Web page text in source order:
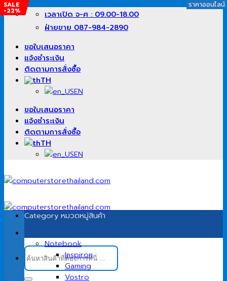
ข้าม
เนื้อหา
เวลาเปิด จ-ศ : 09.00-18.00
ฝ่ายขาย 087-984-2890
ขอใบเสนอราคา
แจ้งชำระเงิน
ติดตามการสั่งซื้อ
TH
EN
ขอใบเสนอราคา
แจ้งชำระเงิน
ติดตามการสั่งซื้อ
TH
EN
ค้นหา:
Category หมวดหมู่สินค้า
Notebook
Inspiron
Gaming
Vostro
ราคาออนไลน์
SALE
-1%
ราคาออนไลน์
SALE
-19%
ราคาออนไลน์
SALE
-22%
SALE
-18%
ราคาออนไลน์
SALE
-13%
SALE
-11%
ราคาออนไลน์
SALE
-18%
ราคาออนไลน์
SALE
-10%
ราคาออนไลน์
SALE
-25%
ราคาออนไลน์
SALE
-11%
SALE
-26%
ราคาออนไลน์
SALE
-13%
SALE
-5%
ราคาออนไลน์
SALE
-17%
ราคาออนไลน์
SALE
-20%
SALE
-3%
ราคาออนไลน์
SALE
-15%
SALE
-12%
ราคาออนไลน์
SALE
-27%
ราคาออนไลน์
SALE
-36%
ราคาออนไลน์
SALE
-9%
SALE
-15%
ราคาออนไลน์
SALE
-30%
ราคาออนไลน์
SALE
-22%